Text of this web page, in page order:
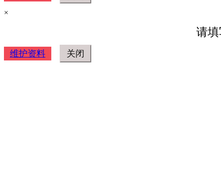
×
请
维护资料